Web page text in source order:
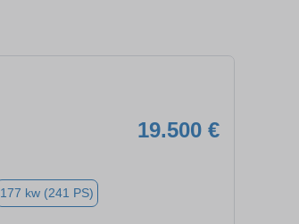
19.500 €
177 kw (241 PS)